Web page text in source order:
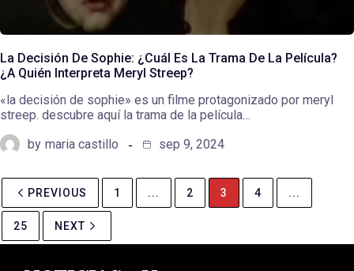
La Decisión De Sophie: ¿Cuál Es La Trama De La Película?
¿A Quién Interpreta Meryl Streep?
«la decisión de sophie» es un filme protagonizado por meryl
streep. descubre aquí la trama de la película…
by maria castillo sep 9, 2024
PREVIOUS 1 ... 2 3 4 ...
25 NEXT